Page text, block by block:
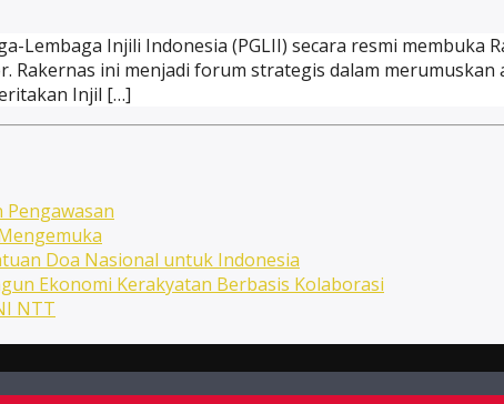
Lembaga Injili Indonesia (PGLII) secara resmi membuka
Rakernas ini menjadi forum strategis dalam
Injil […]
Pengawasan
Doa Nasional untuk Indonesia
Ekonomi Kerakyatan Berbasis Kolaborasi
NTT